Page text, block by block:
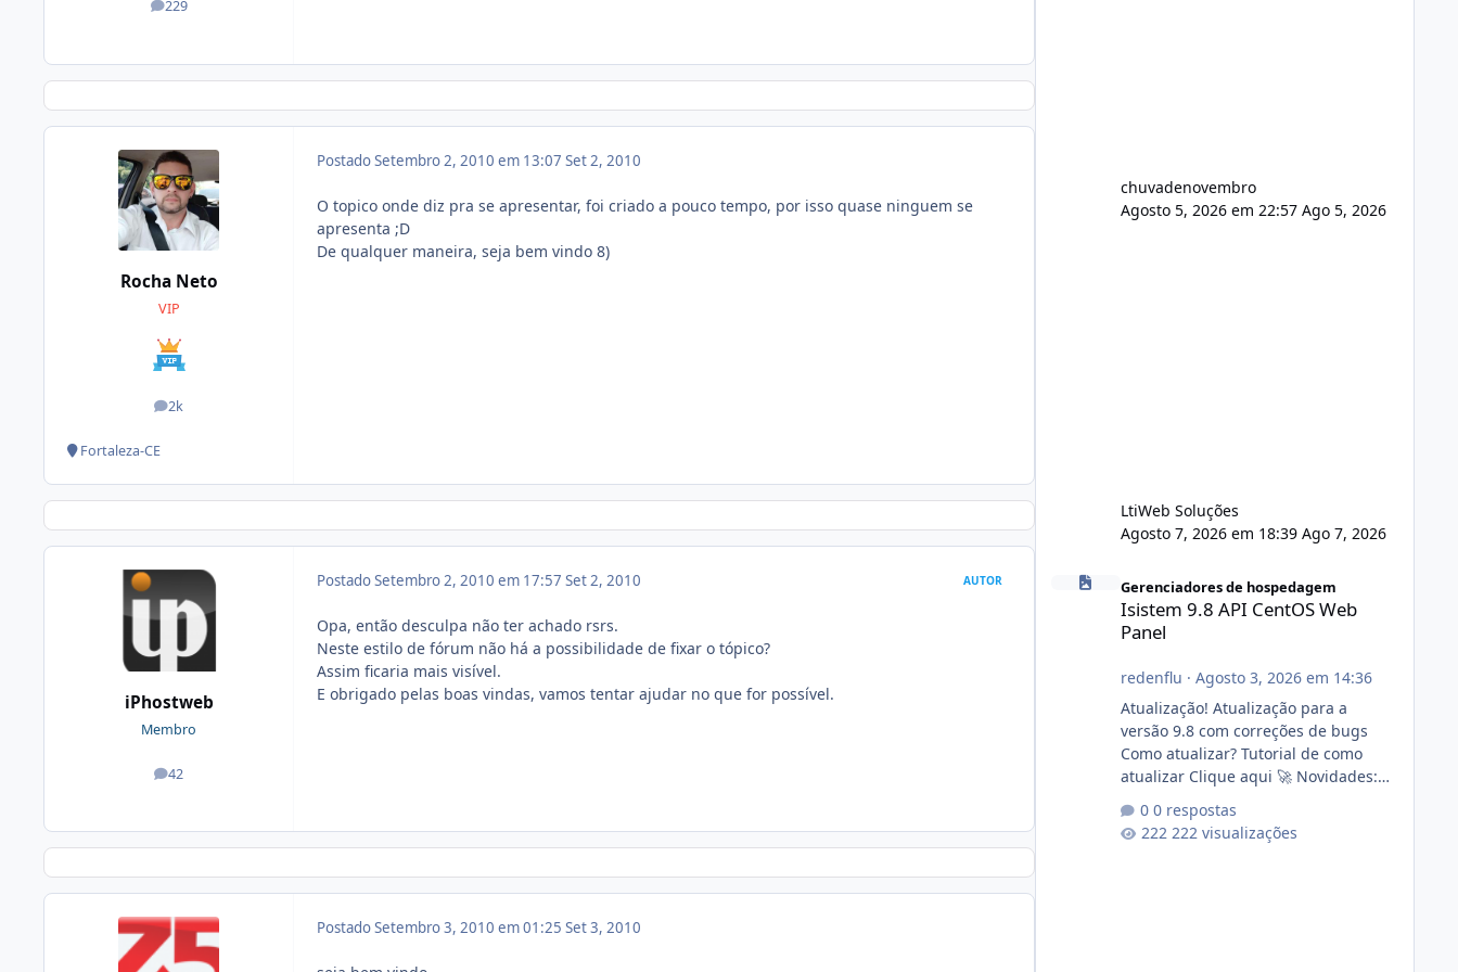
229
posts
Rocha Neto
VIP
2k
posts
Fortaleza-CE
PostadoSetembro 2, 2010 em 13:07 Set 2, 2010
O topico onde diz pra se apresentar, foi criado a pouco tempo, por isso quase ninguem se
apresenta ;D
De qualquer maneira, seja bem vindo 8)
iPhostweb
Membro
42
posts
PostadoSetembro 2, 2010 em 17:57 Set 2, 2010 AUTOR
Opa, então desculpa não ter achado rsrs.
Neste estilo de fórum não há a possibilidade de fixar o tópico?
Assim ficaria mais visível.
E obrigado pelas boas vindas, vamos tentar ajudar no que for possível.
PostadoSetembro 3, 2010 em 01:25 Set 3, 2010
chuvadenovembro
Agosto 5, 2026 em 22:57 Ago 5, 2026
LtiWeb Soluções
Agosto 7, 2026 em 18:39 Ago 7, 2026
Isistem 9.8 API CentOS Web Panel
Gerenciadores de hospedagem
Isistem 9.8 API CentOS Web
Panel
redenflu · Agosto 3, 2026 em 14:36
Atualização! Atualização para a
versão 9.8 com correções de bugs
Como atualizar? Tutorial de como
atualizar Clique aqui 🚀 Novidades:
publico para consulta de sub.dominio
autorizado a usasr o isistem:
0 respostas
222 visualizações